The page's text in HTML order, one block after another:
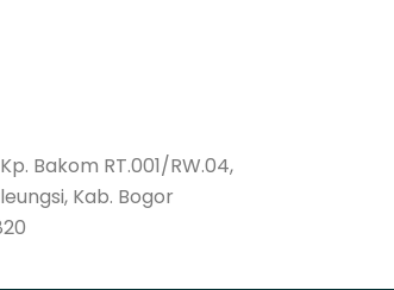
Bakom RT.001/RW.04,
Kab. Bogor